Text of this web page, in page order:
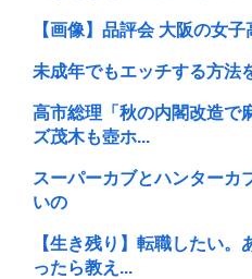
【画像】品評会 大阪の女
未成年でもエッチする方法
高市総理「秋の内閣改造で
ズ茂木も壺ホ...
スーパーカブとハンターカ
いの
【生き残り】転職したい
ったら教え...